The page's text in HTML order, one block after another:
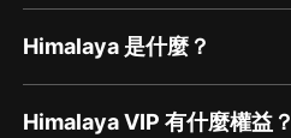
Himalaya 是什麼？
Himalaya VIP 有什麼權益？